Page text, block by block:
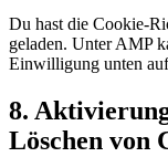
Du hast die Cookie-
geladen. Unter AMP
Einwilligung unten
8.
Löschen von